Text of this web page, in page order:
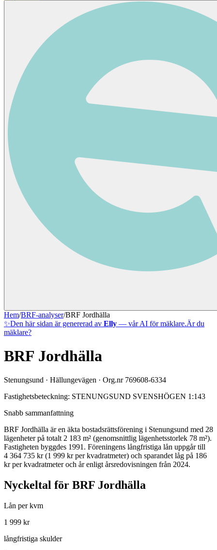
Hem/BRF-analyser/BRF Jordhälla
✨Den här sidan är genererad av Elly — vår AI för mäklare.Är du
mäklare?
BRF Jordhälla
Stenungsund · Hällungevägen · Org.nr 769608-6334
Fastighetsbeteckning: STENUNGSUND SVENSHÖGEN 1:143
Snabb sammanfattning
BRF Jordhälla är en äkta bostadsrättsförening i Stenungsund med 28
lägenheter på totalt 2 183 m² (genomsnittlig lägenhetsstorlek 78 m²).
Fastigheten byggdes 1991 . Föreningens långfristiga lån uppgår till
4 364 735 kr (1 999 kr per kvadratmeter) och sparandet låg på 186
kr per kvadratmeter och år enligt årsredovisningen från 2024.
Nyckeltal för BRF Jordhälla
Lån per kvm
1 999 kr
långfristiga skulder